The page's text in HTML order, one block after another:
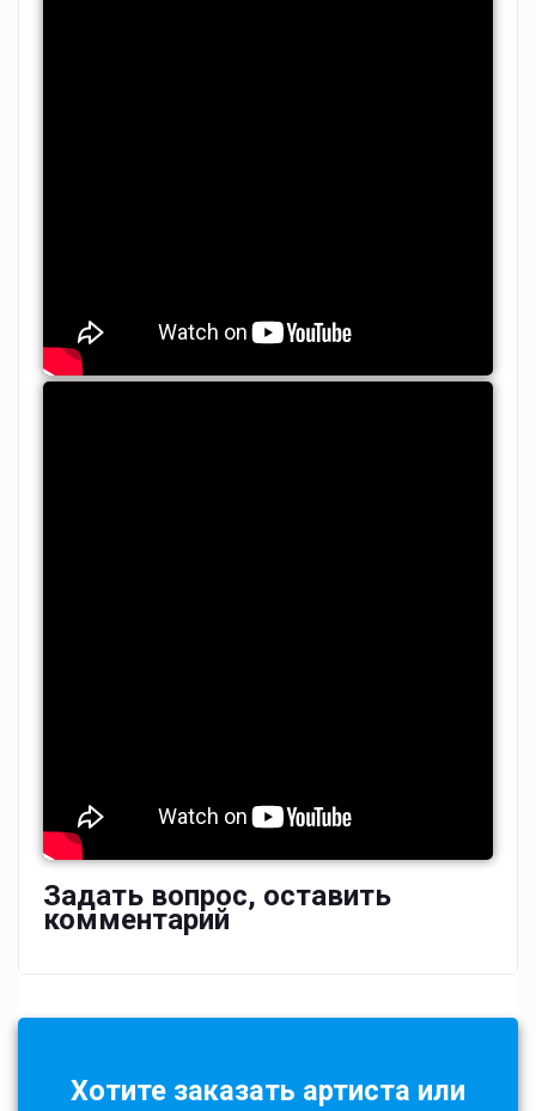
Задать вопрос, оставить
комментарий
Хотите заказать артиста или